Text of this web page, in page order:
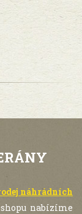
náhrádních
nabízíme